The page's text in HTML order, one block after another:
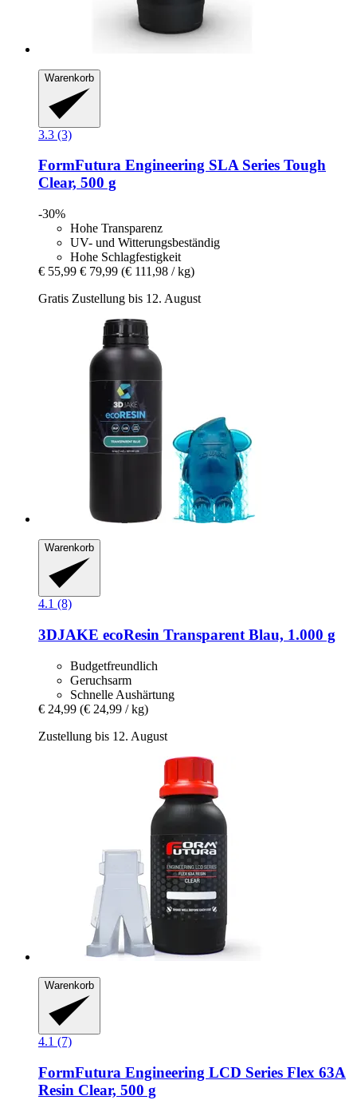
Warenkorb
3.3 (3)
FormFutura Engineering SLA Series Tough
Clear, 500 g
-30%
Hohe Transparenz
UV- und Witterungsbeständig
Hohe Schlagfestigkeit
€ 55,99 € 79,99 (€ 111,98 / kg)
Gratis Zustellung bis 12. August
Warenkorb
4.1 (8)
3DJAKE ecoResin Transparent Blau, 1.000 g
Budgetfreundlich
Geruchsarm
Schnelle Aushärtung
€ 24,99 (€ 24,99 / kg)
Zustellung bis 12. August
Warenkorb
4.1 (7)
FormFutura Engineering LCD Series Flex 63A
Resin Clear, 500 g